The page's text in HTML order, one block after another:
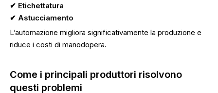
✔ Etichettatura
✔ Astucciamento
L’automazione migliora significativamente la produzione e
riduce i costi di manodopera.
Come i principali produttori risolvono
questi problemi